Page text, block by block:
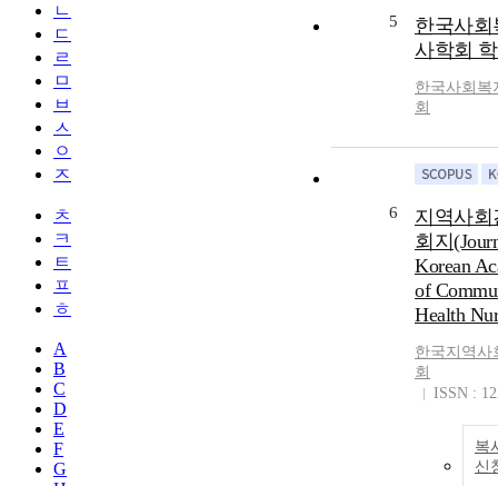
ㄴ
ㄷ
ㄹ
ㅁ
ㅂ
ㅅ
ㅇ
ㅈ
ㅊ
ㅋ
ㅌ
ㅍ
ㅎ
A
B
C
D
E
F
G
5
한국사회
사학회
한국사회복
회
6
지역사회
회지
Korean
of
Health
한국지역사
회
ISSN :
복
신